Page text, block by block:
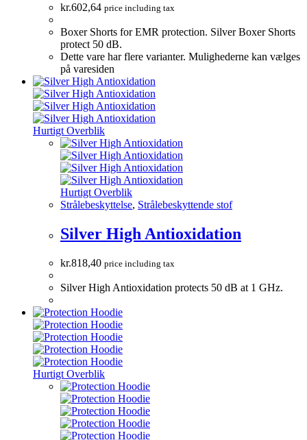
kr.602,64 price including tax
Boxer Shorts for EMR protection. Silver Boxer Shorts
protect 50 dB.
Dette vare har flere varianter. Mulighederne kan vælges
på varesiden
Hurtigt Overblik
Hurtigt Overblik
Strålebeskyttelse, Strålebeskyttende stof
Silver High Antioxidation
kr.818,40 price including tax
Silver High Antioxidation protects 50 dB at 1 GHz.
Hurtigt Overblik